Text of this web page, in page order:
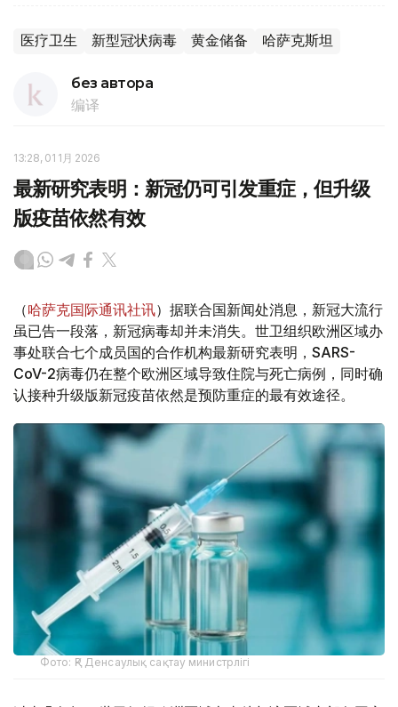
医疗卫生 新型冠状病毒 黄金储备 哈萨克斯坦
без автора
编译
13:28, 01 1月 2026
最新研究表明：新冠仍可引发重症，但升级
版疫苗依然有效
（哈萨克国际通讯社讯）据联合国新闻处消息，新冠大流行
虽已告一段落，新冠病毒却并未消失。世卫组织欧洲区域办
事处联合七个成员国的合作机构最新研究表明，SARS-
CoV-2病毒仍在整个欧洲区域导致住院与死亡病例，同时确
认接种升级版新冠疫苗依然是预防重症的最有效途径。
Фото: ҚР Денсаулық сақтау министрлігі